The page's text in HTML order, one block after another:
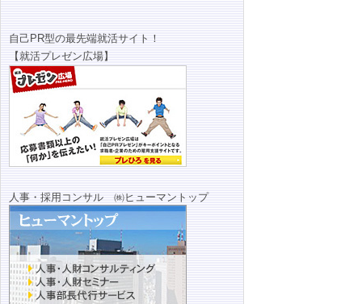
自己PR型の最先端就活サイト！
【就活プレゼン広場】
人事・採用コンサル ㈱ヒューマントップ